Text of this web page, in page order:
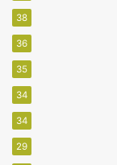
38
36
35
34
34
29